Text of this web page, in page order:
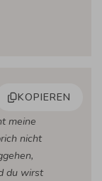
KOPIEREN
meine
nicht
du wirst